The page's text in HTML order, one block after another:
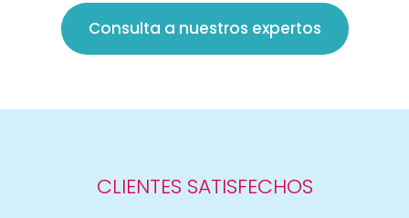
Consulta a nuestros expertos
CLIENTES SATISFECHOS